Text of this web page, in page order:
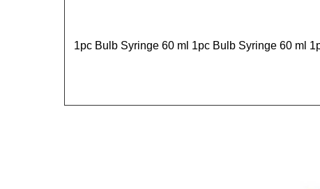
1pc Bulb Syringe 60 ml 1pc Bulb Syringe 60 ml